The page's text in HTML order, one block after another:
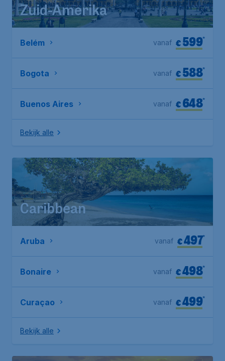
Zuid-Amerika
Belém €599*
vanaf
Bogota €588*
vanaf
Buenos Aires €648*
vanaf
Bekijk alle
Caribbean
Aruba €497*
vanaf
Bonaire €498*
vanaf
Curaçao €499*
vanaf
Bekijk alle